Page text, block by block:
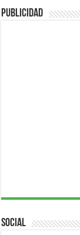
Publicidad
Social